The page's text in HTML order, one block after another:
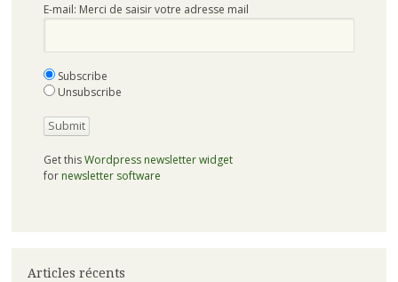
E-mail: Merci de saisir votre adresse mail
Subscribe
Unsubscribe
Get thisWordpress newsletter widget
for newsletter software
Articles récents